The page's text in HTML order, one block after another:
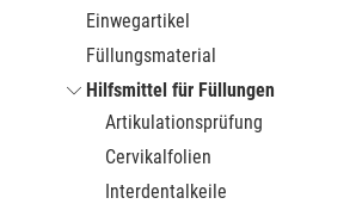
Einwegartikel
Füllungsmaterial
Hilfsmittel für Füllungen
Artikulationsprüfung
Cervikalfolien
Interdentalkeile